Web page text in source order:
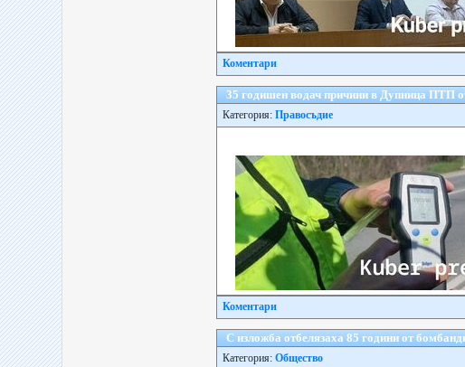
Коментари
35 годишен водач причини в Дупница ПТП
Категория: Правосъдие
Коментари
С изложба отбелязаха 85 години от
Категория: Общество